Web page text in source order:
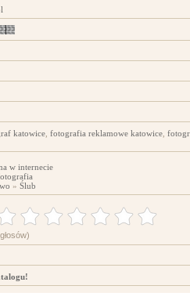
katowice fotografia reklamowe katowice
w internecie
» Ślub